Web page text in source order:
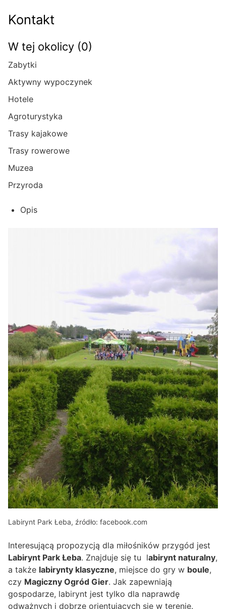
Kontakt
W tej okolicy (0)
Zabytki
Aktywny wypoczynek
Hotele
Agroturystyka
Trasy kajakowe
Trasy rowerowe
Muzea
Przyroda
Opis
Labirynt Park Łeba, źródło: facebook.com
Interesującą propozycją dla miłośników przygód jest
Labirynt Park Łeba. Znajduje się tu labirynt naturalny,
a także labirynty klasyczne, miejsce do gry w boule,
czy Magiczny Ogród Gier. Jak zapewniają
gospodarze, labirynt jest tylko dla naprawdę
odważnych i dobrze orientujących się w terenie.